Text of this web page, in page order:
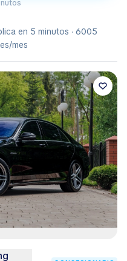
en 5 minutos · 6005
mes